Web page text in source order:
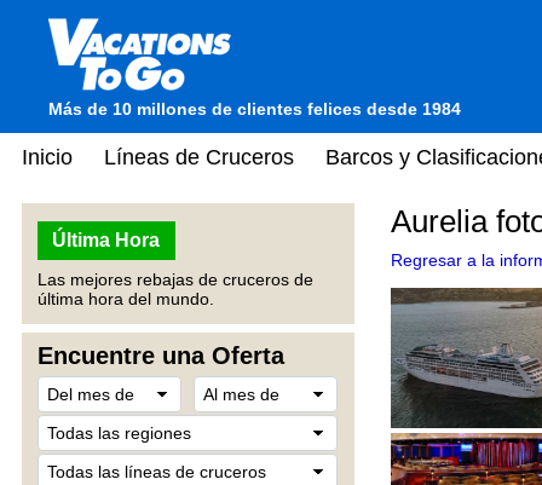
Más de 10 millones de clientes felices desde 1984
Inicio Líneas de Cruceros Barcos y
Última Hora
Las mejores rebajas de cruceros de
última hora del mundo.
Encuentre una Oferta
Aurelia
Regresar a la